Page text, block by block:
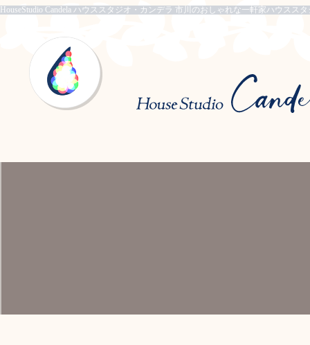
HouseStudio Candela ハウススタジオ・カンデラ 市川のおしゃれな一軒家ハウスス